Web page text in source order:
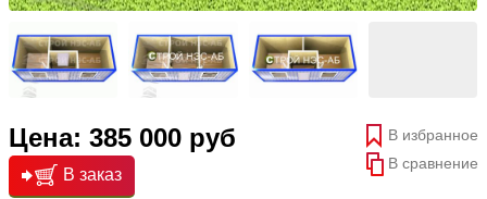
Цена: 385 000 руб
В избранное
В сравнение
В заказ